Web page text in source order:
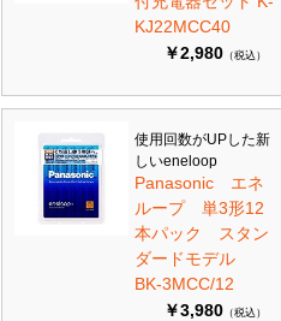
KJ22MCC40
￥2,980 （税込）
使用回数がUPした新
しいeneloop
Panasonic エネ
ループ 単3形12
本パック スタン
ダードモデル
BK-3MCC/12
￥3,980 （税込）